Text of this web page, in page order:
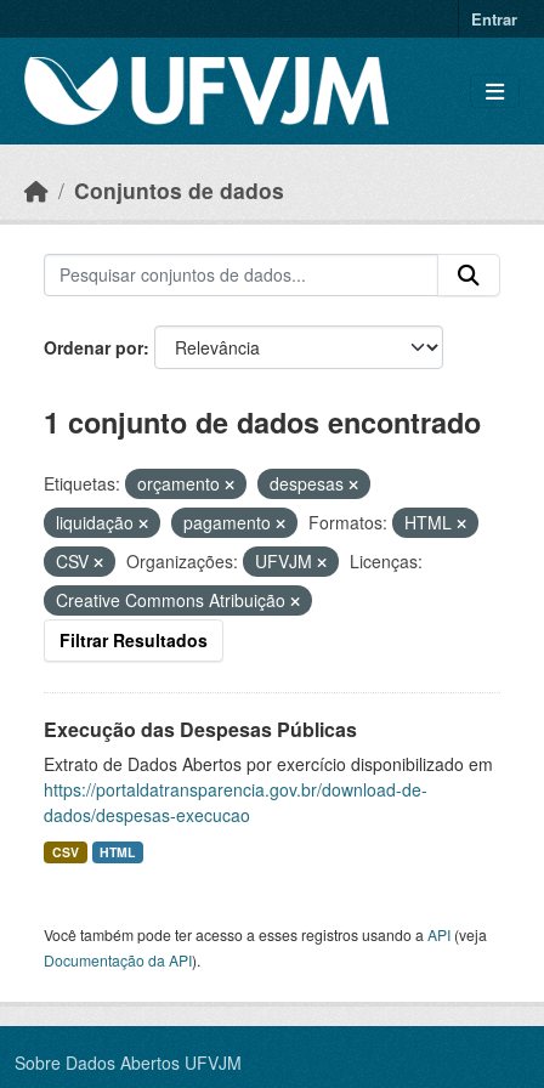
Entrar
Conjuntos de dados
Ordenar por
1 conjunto de dados encontrado
Etiquetas: orçamento
despesas
liquidação
pagamento Formatos:
HTML
CSV
Organizações: UFVJM
Licenças:
Creative Commons Atribuição
Filtrar Resultados
Execução das Despesas Públicas
Extrato de Dados Abertos por exercício disponibilizado em
https://portaldatransparencia.gov.br/download-de-
dados/despesas-execucao
CSV HTML
Você também pode ter acesso a esses registros usando a API (veja
Documentação da API).
Sobre Dados Abertos UFVJM